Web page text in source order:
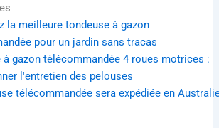
la meilleure tondeuse à gazon
pour un jardin sans tracas
à gazon télécommandée 4 roues motrices :
l'entretien des pelouses
télécommandée sera expédiée en